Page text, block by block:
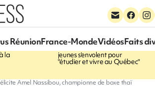
RéunionFrance-MondeVidéosFaits
la
17:12
RÉGION RÉUNION 47
jeunes s'envolent pour
"étudier et vivre au Québec"
Amel Nassibou, championne de boxe thaï